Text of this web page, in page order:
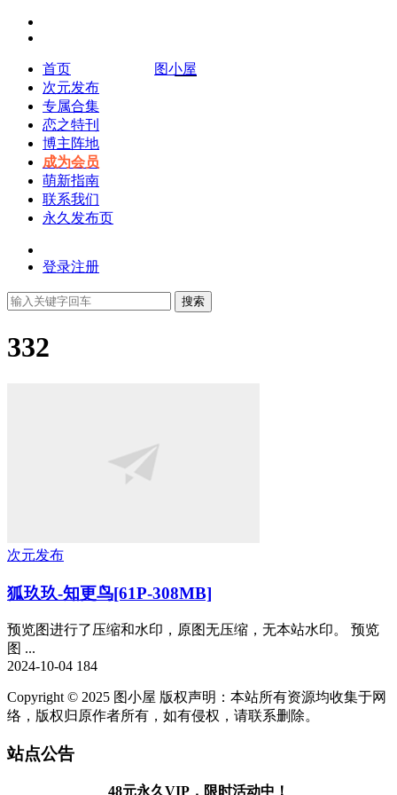
图小屋
首页
次元发布
专属合集
恋之特刊
博主阵地
成为会员
萌新指南
联系我们
永久发布页
登录注册
搜索
332
次元发布
狐玖玖-知更鸟[61P-308MB]
预览图进行了压缩和水印，原图无压缩，无本站水印。 预览
图 ...
2024-10-04 184
Copyright © 2025 图小屋 版权声明：本站所有资源均收集于网
络，版权归原作者所有，如有侵权，请联系删除。
站点公告
48元永久VIP，限时活动中！